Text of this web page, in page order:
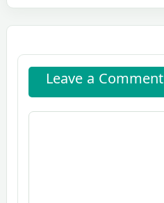
Leave a Comment
Comment